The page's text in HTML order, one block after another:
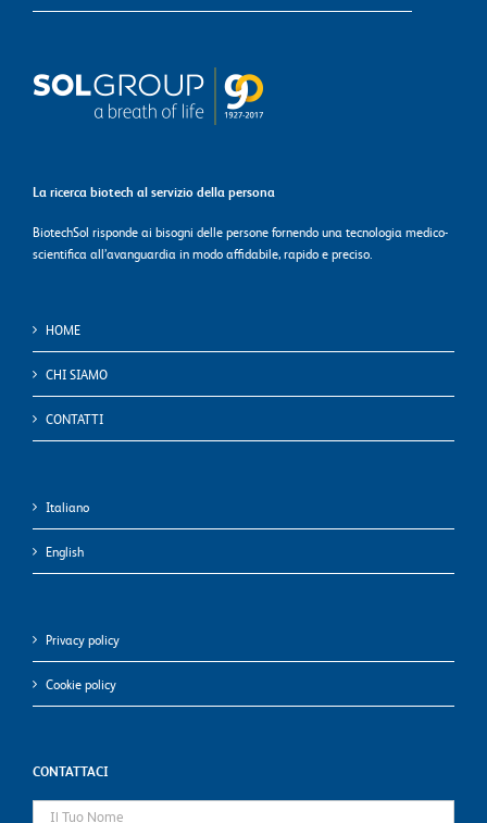
La ricerca biotech al servizio della persona
BiotechSol risponde ai bisogni delle persone fornendo una tecnologia medico-
scientifica all’avanguardia in modo affidabile, rapido e preciso.
HOME
CHI SIAMO
CONTATTI
Italiano
English
Privacy policy
Cookie policy
CONTATTACI